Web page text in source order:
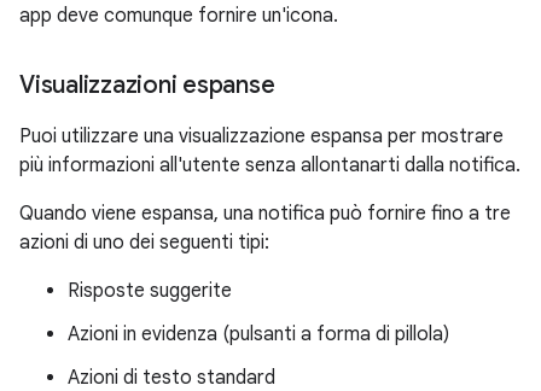
app deve comunque fornire un'icona.
Visualizzazioni espanse
Puoi utilizzare una visualizzazione espansa per mostrare
più informazioni all'utente senza allontanarti dalla notifica.
Quando viene espansa, una notifica può fornire fino a tre
azioni di uno dei seguenti tipi:
Risposte suggerite
Azioni in evidenza (pulsanti a forma di pillola)
Azioni di testo standard